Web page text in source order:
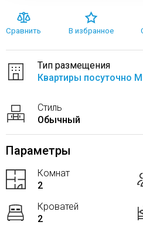
Сравнить В избранное
Тип размещения
Квартиры посуточно
Стиль
Обычный
Параметры
Комнат
2
Кроватей
2